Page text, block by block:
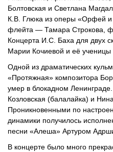
Болтовская и Светлана
К.В. Глюка из оперы «Орфей и
флейта — Тамара Строкова,
Концерта И.С. Баха для двух
Марии Кочиевой и её ученицы
Одной из драматических
«Протяжная» композитора
умер в блокадном
Козловская (балалайка) и
Проникновенными по
динамики получилось
песни «Алеша» Артуром
В концерте было много